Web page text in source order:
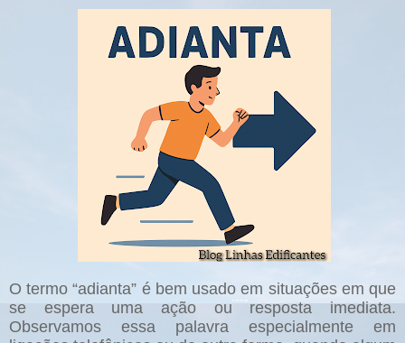
O termo “adianta” é bem usado em situações em que
se espera uma ação ou resposta imediata.
Observamos essa palavra especialmente em